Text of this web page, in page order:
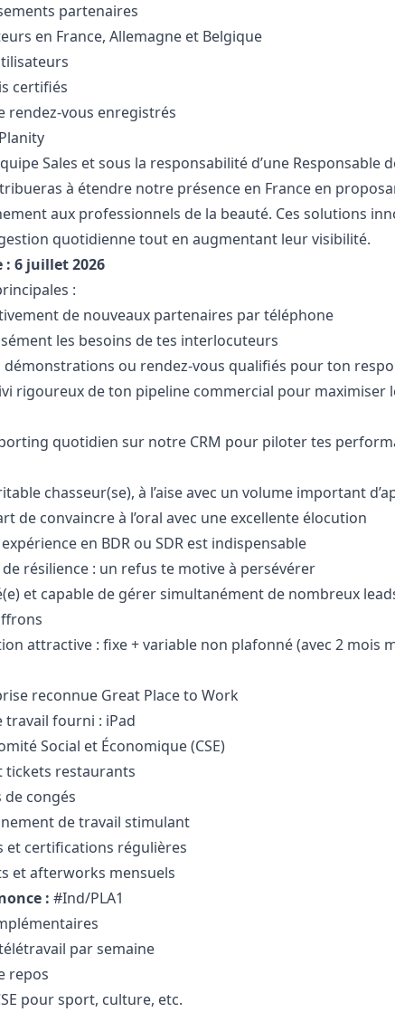
partenaires
en France, Allemagne et Belgique
certifiés
rendez-vous enregistrés
Sales et sous la responsabilité d’une Responsable
à étendre notre présence en France en
aux professionnels de la beauté. Ces solutions
quotidienne tout en augmentant leur visibilité.
: 6 juillet 2026
:
de nouveaux partenaires par téléphone
les besoins de tes interlocuteurs
démonstrations ou rendez-vous qualifiés pour ton
rigoureux de ton pipeline commercial pour maximiser
quotidien sur notre CRM pour piloter tes
chasseur(se), à l’aise avec un volume important
de convaincre à l’oral avec une excellente élocution
en BDR ou SDR est indispensable
résilience : un refus te motive à persévérer
et capable de gérer simultanément de nombreux
attractive : fixe + variable non plafonné (avec 2 mois
reconnue Great Place to Work
travail fourni : iPad
Social et Économique (CSE)
restaurants
congés
de travail stimulant
et certifications régulières
et afterworks mensuels
: #Ind/PLA1
par semaine
repos
pour sport, culture, etc.